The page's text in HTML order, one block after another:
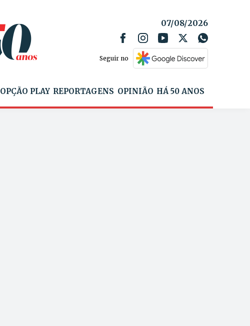
07/08/2026
Seguir no
OPÇÃO PLAY REPORTAGENS OPINIÃO HÁ 50 ANOS